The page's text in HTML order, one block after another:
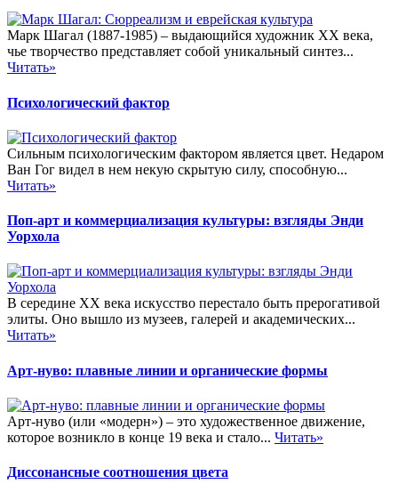
Марк Шагал (1887-1985) – выдающийся художник XX века,
чье творчество представляет собой уникальный синтез...
Читать»
Психологический фактор
Сильным психологическим фактором является цвет. Недаром
Ван Гог видел в нем некую скрытую силу, способную...
Читать»
Поп-арт и коммерциализация культуры: взгляды Энди
Уорхола
В середине XX века искусство перестало быть прерогативой
элиты. Оно вышло из музеев, галерей и академических...
Читать»
Арт-нуво: плавные линии и органические формы
Арт-нуво (или «модерн») – это художественное движение,
которое возникло в конце 19 века и стало... Читать»
Диссонансные соотношения цвета